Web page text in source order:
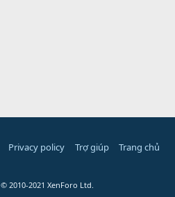
Privacy policy Trợ giúp Trang chủ
© 2010-2021 XenForo Ltd.